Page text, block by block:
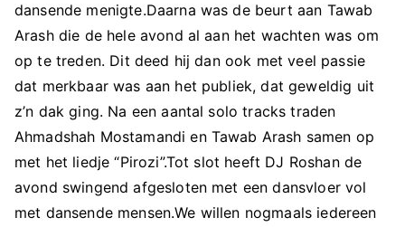
dansende menigte.Daarna was de beurt aan Tawab
Arash die de hele avond al aan het wachten was om
op te treden. Dit deed hij dan ook met veel passie
dat merkbaar was aan het publiek, dat geweldig uit
z’n dak ging. Na een aantal solo tracks traden
Ahmadshah Mostamandi en Tawab Arash samen op
met het liedje “Pirozi”.Tot slot heeft DJ Roshan de
avond swingend afgesloten met een dansvloer vol
met dansende mensen.We willen nogmaals iedereen